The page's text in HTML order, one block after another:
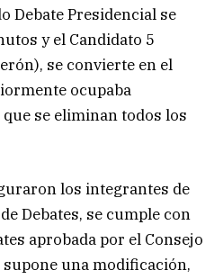
Debate Presidencial se
y el Candidato 5
se convierte en el
ocupaba
se eliminan todos los
los integrantes de
Debates, se cumple con
aprobada por el Consejo
supone una modificación,